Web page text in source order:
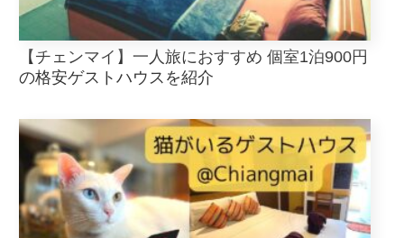
【チェンマイ】一人旅におすすめ 個室1泊900円
の格安ゲストハウスを紹介